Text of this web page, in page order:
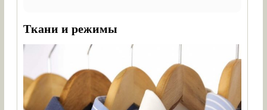
Ткани и режимы